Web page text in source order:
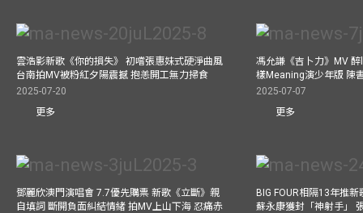
雲浩影新歌《你的損失》 初嚐張惠妹式硬淨曲風
台南拍MV被粉紅夕陽震撼 抱恙開工無力掃食
2025-07-20
更多
馮允謙《吉卜力》MV
樣Meaning演少年版 陳
2025-07-07
更多
鄧麗欣澳門演唱會 7.7優先購票 新歌《立斷》親
自填詞 斷開負面糾結情緒 拍MV上山下海 忍痛赤
BIG FOUR相隔13年推
蘇永康獲封「神射手」